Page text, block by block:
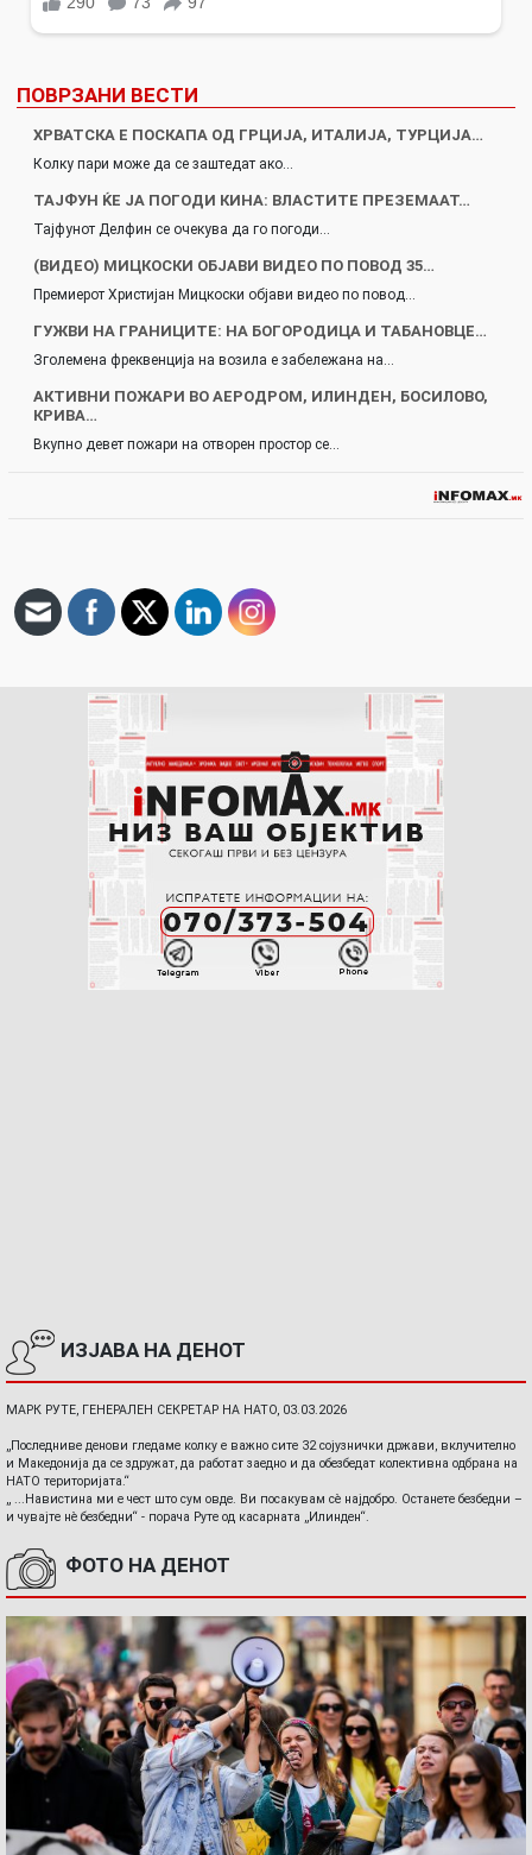
ПОВРЗАНИ ВЕСТИ
ХРВАТСКА Е ПОСКАПА ОД ГРЦИЈА, ИТАЛИЈА, ТУРЦИЈА…
Колку пари може да се заштедат ако…
ТАЈФУН ЌЕ ЈА ПОГОДИ КИНА: ВЛАСТИТЕ ПРЕЗЕМААТ…
Тајфунот Делфин се очекува да го погоди…
(ВИДЕО) МИЦКОСКИ ОБЈАВИ ВИДЕО ПО ПОВОД 35…
Премиерот Христијан Мицкоски објави видео по повод…
ГУЖВИ НА ГРАНИЦИТЕ: НА БОГОРОДИЦА И ТАБАНОВЦЕ…
Зголемена фреквенција на возила е забележана на…
АКТИВНИ ПОЖАРИ ВО АЕРОДРОМ, ИЛИНДЕН, БОСИЛОВО,
КРИВА…
Вкупно девет пожари на отворен простор се…
ИЗЈАВА НА ДЕНОТ
МАРК РУТЕ, ГЕНЕРАЛЕН СЕКРЕТАР НА НАТО, 03.03.2026
„Последниве денови гледаме колку е важно сите 32 сојузнички држави, вклучително
и Македонија да се здружат, да работат заедно и да обезбедат колективна одбрана на
НАТО територијата.“
„ ...Навистина ми е чест што сум овде. Ви посакувам сè најдобро. Останете безбедни –
и чувајте нè безбедни“ - порача Руте од касарната „Илинден“.
ФОТО НА ДЕНОТ